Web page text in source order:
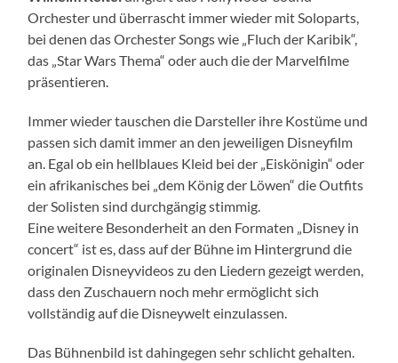
Orchester und überrascht immer wieder mit Soloparts,
bei denen das Orchester Songs wie „Fluch der Karibik“,
das „Star Wars Thema“ oder auch die der Marvelfilme
präsentieren.
Immer wieder tauschen die Darsteller ihre Kostüme und
passen sich damit immer an den jeweiligen Disneyfilm
an. Egal ob ein hellblaues Kleid bei der „Eiskönigin“ oder
ein afrikanisches bei „dem König der Löwen“ die Outfits
der Solisten sind durchgängig stimmig.
Eine weitere Besonderheit an den Formaten „Disney in
concert“ ist es, dass auf der Bühne im Hintergrund die
originalen Disneyvideos zu den Liedern gezeigt werden,
dass den Zuschauern noch mehr ermöglicht sich
vollständig auf die Disneywelt einzulassen.
Das Bühnenbild ist dahingegen sehr schlicht gehalten.